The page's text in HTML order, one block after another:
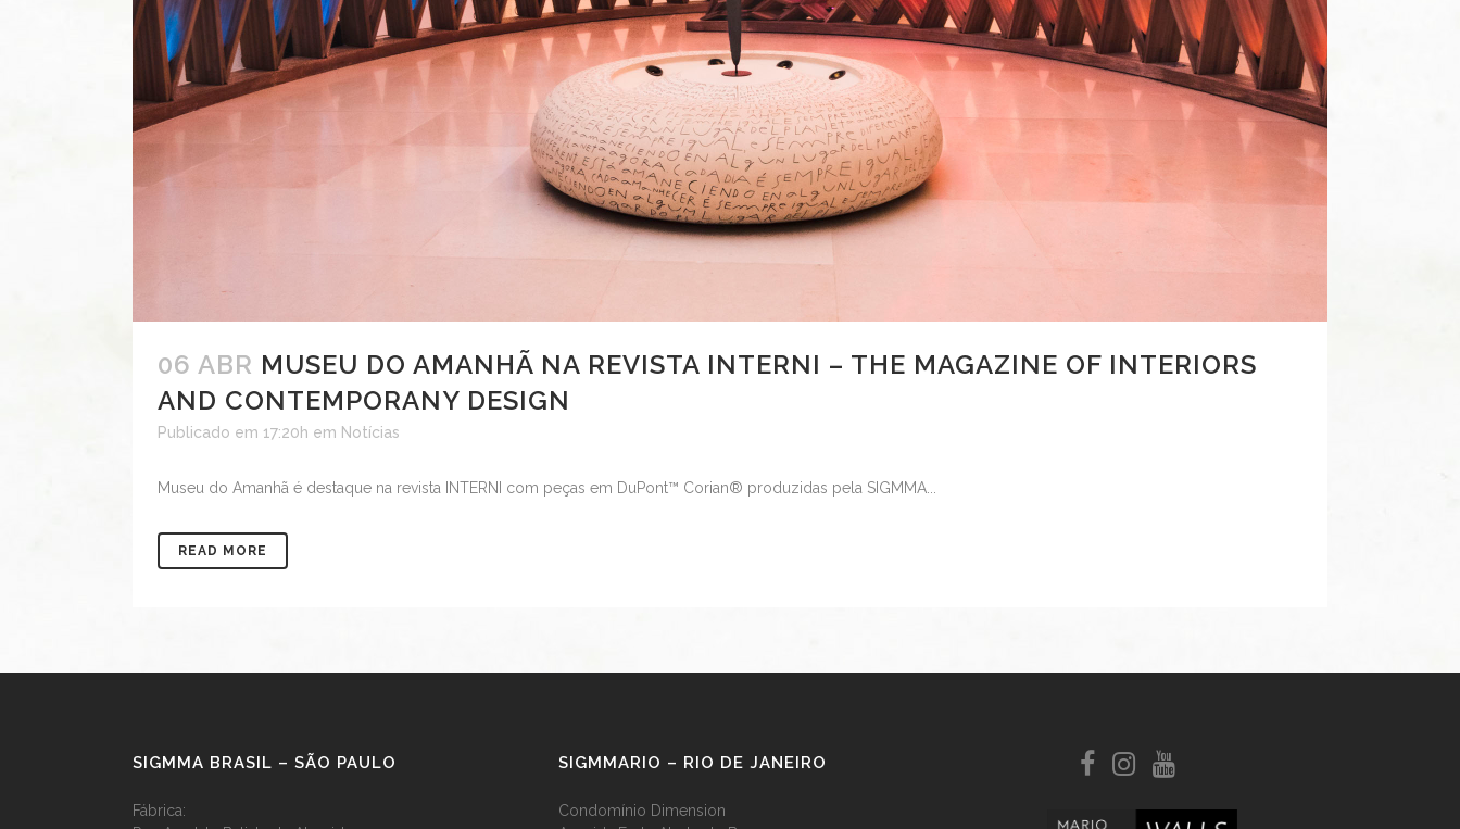
06 ABR MUSEU DO AMANHÃ NA REVISTA INTERNI – THE MAGAZINE OF INTERIORS
AND CONTEMPORANY DESIGN
Publicado em 17:20h em Notícias
Museu do Amanhã é destaque na revista INTERNI com peças em DuPont™ Corian® produzidas pela SIGMMA...
READ MORE
SIGMMA BRASIL – SÃO PAULO
Fábrica:
SIGMMARIO – RIO DE JANEIRO
Condomínio Dimension